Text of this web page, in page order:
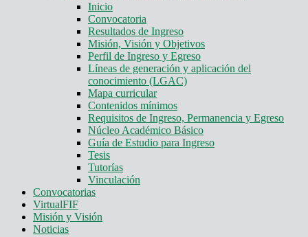
Inicio
Convocatoria
Resultados de Ingreso
Misión, Visión y Objetivos
Perfil de Ingreso y Egreso
Líneas de generación y aplicación del
conocimiento (LGAC)
Mapa curricular
Contenidos mínimos
Requisitos de Ingreso, Permanencia y Egreso
Núcleo Académico Básico
Guía de Estudio para Ingreso
Tesis
Tutorías
Vinculación
Convocatorias
VirtualFIF
Misión y Visión
Noticias